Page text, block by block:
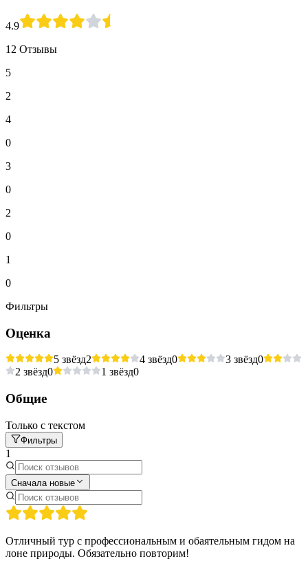
4.9
12 Отзывы
5
2
4
0
3
0
2
0
1
0
Фильтры
Оценка
5 звёзд2 4 звёзд0 3 звёзд0
2 звёзд0 1 звёзд0
Общие
Только с текстом
Фильтры
1
Сначала новые
Отличный тур с профессиональным и обаятельным гидом на
лоне природы. Обязательно повторим!